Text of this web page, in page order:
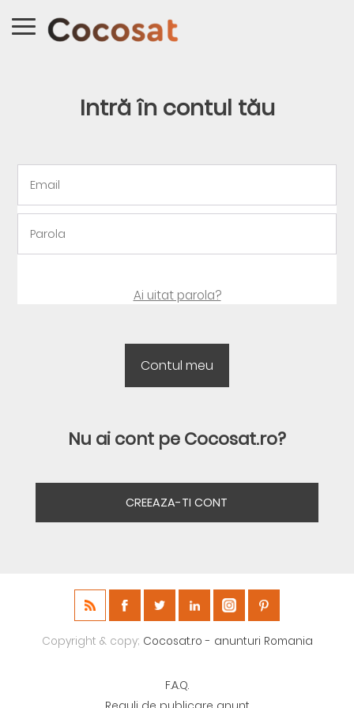
Intră în contul tău
Ai uitat parola?
Nu ai cont pe Cocosat.ro?
CREEAZA-TI CONT
Copyright & copy; Cocosat.ro - anunturi Romania
F.A.Q.